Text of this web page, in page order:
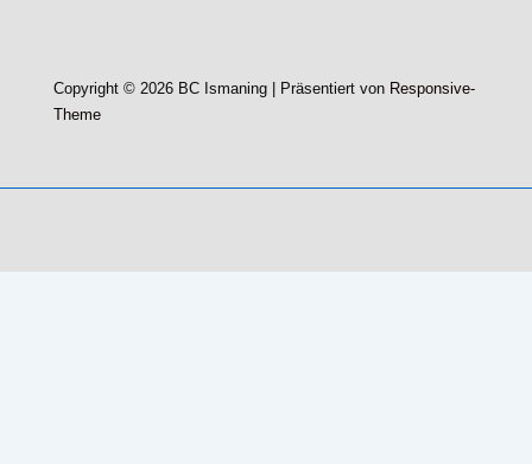
Copyright © 2026 BC Ismaning | Präsentiert von Responsive-
Theme